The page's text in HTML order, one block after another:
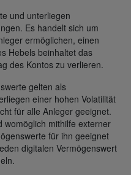
und unterliegen
Es handelt sich um
ermöglichen, einen
Hebels beinhaltet das
des Kontos zu verlieren.
gelten als
einer hohen Volatilität
für alle Anleger geeignet.
womöglich mithilfe externer
für ihn geeignet
digitalen Vermögenswert